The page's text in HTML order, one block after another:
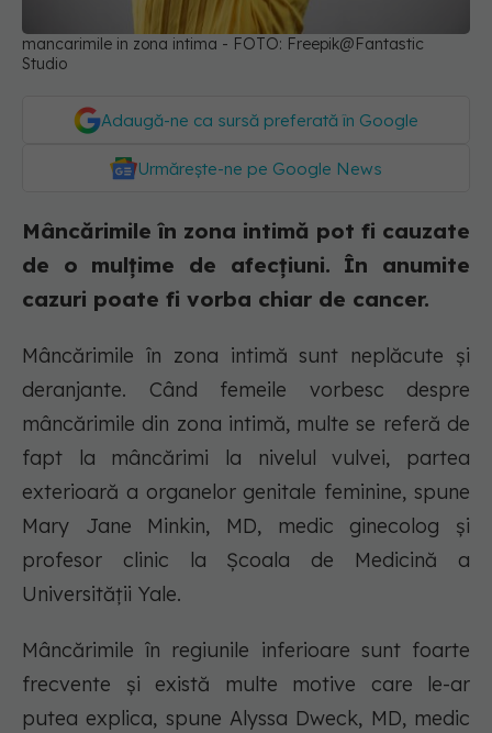
mancarimile in zona intima - FOTO: Freepik@Fantastic
Studio
Adaugă-ne ca sursă preferată în Google
Urmărește-ne pe Google News
Mâncărimile în zona intimă pot fi cauzate
de o mulțime de afecțiuni. În anumite
cazuri poate fi vorba chiar de cancer.
Mâncărimile în zona intimă sunt neplăcute și
deranjante. Când femeile vorbesc despre
mâncărimile din zona intimă, multe se referă de
fapt la mâncărimi la nivelul vulvei, partea
exterioară a organelor genitale feminine, spune
Mary Jane Minkin, MD, medic ginecolog și
profesor clinic la Școala de Medicină a
Universității Yale.
Mâncărimile în regiunile inferioare sunt foarte
frecvente și există multe motive care le-ar
putea explica, spune Alyssa Dweck, MD, medic